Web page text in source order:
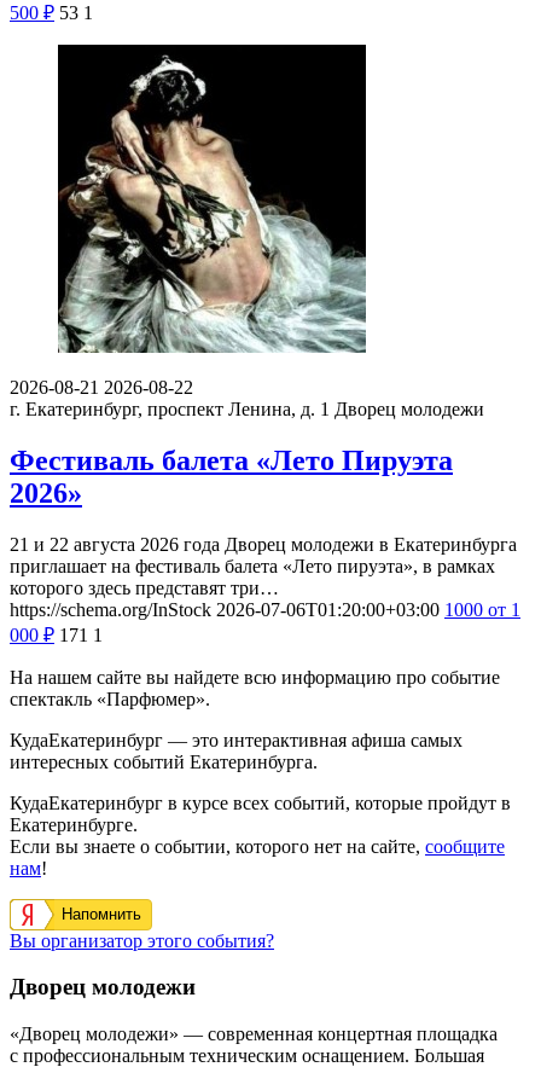
500 ₽ 53 1
2026-08-21 2026-08-22
г. Екатеринбург, проспект Ленина, д. 1 Дворец молодежи
Фестиваль балета «Лето Пируэта
2026»
21 и 22 августа 2026 года Дворец молодежи в Екатеринбурга
приглашает на фестиваль балета «Лето пируэта», в рамках
которого здесь представят три…
https://schema.org/InStock 2026-07-06T01:20:00+03:00 1000 от 1
000 ₽ 171 1
На нашем сайте вы найдете всю информацию про событие
спектакль «Парфюмер».
КудаЕкатеринбург — это интерактивная афиша самых
интересных событий Екатеринбурга.
КудаЕкатеринбург в курсе всех событий, которые пройдут в
Екатеринбурге.
Если вы знаете о событии, которого нет на сайте, сообщите
нам!
Напомнить
Вы организатор этого события?
Дворец молодежи
«Дворец молодежи» — современная концертная площадка
с профессиональным техническим оснащением. Большая